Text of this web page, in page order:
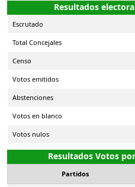
Resultados
Escrutado
Total Concejales
Censo
Votos emitidos
Abstenciones
Votos en blanco
Votos nulos
Resultados Votos
Partidos